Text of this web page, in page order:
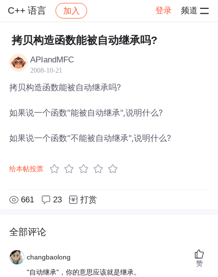
C++ 语言 加入 登录 频道
社区 C++ 语言 帖子详情
拷贝构造函数能被自动继承吗?
APIandMFC
2008-10-21
拷贝构造函数能被自动继承吗?
如果说一个函数"能被自动继承",说明什么?
如果说一个函数"不能被自动继承",说明什么?
给本帖投票
661 23 打赏
全部评论
changbaolong
"自动继承"，你的意思应该就是继承。
赞